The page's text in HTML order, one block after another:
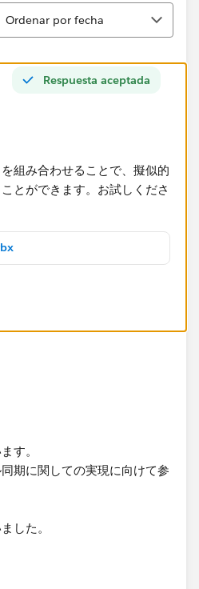
Ordenar por fecha
Respuesta aceptada
組み合わせることで、擬似的
とができます。お試しくださ
す。
期に関しての実現に向けて参
した。​